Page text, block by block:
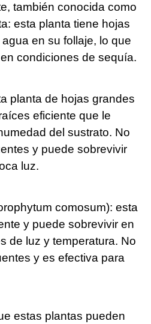
también conocida como
esta planta tiene hojas
en su follaje, lo que
condiciones de sequía.
planta de hojas grandes
eficiente que le
del sustrato. No
y puede sobrevivir
luz.
comosum): esta
y puede sobrevivir en
de luz y temperatura. No
y es efectiva para
estas plantas pueden